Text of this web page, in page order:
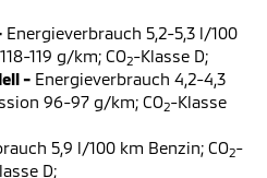
Energieverbrauch 5,2-5,3 l/100
119 g/km; CO2-Klasse D;
- Energieverbrauch 4,2-4,3
96-97 g/km; CO2-Klasse
5,9 l/100 km Benzin; CO2-
D;